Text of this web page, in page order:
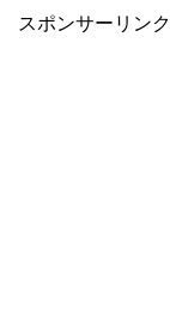
スポンサーリンク